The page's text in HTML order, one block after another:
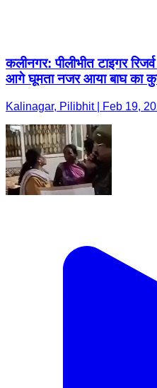
कलीनगर: पीलीभीत टाइगर
आगे घूमता नजर आया बाघ का
Kalinagar, Pilibhit | Feb 19,